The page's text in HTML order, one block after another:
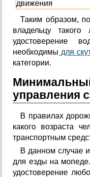
Таким образом,
владельцу такого
удостоверение
необходимы для
категории.
управления
В правилах
какого возраста
транспортным
В данном случае
для езды на
удостоверение